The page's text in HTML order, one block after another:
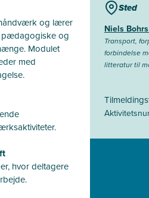
og lærer
pædagogiske og
Modulet
med
hvor deltagere
Sted
Niels
Transport,
forbindelse
litteratur til